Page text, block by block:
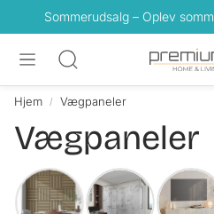
Sommerudsalg – Oplev
Søg
Hjem Vægpaneler
Vægpaneler